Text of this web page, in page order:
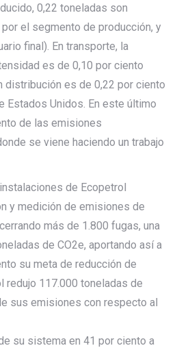
0,22 toneladas son
el segmento de producción, y
final). En transporte, la
es de 0,10 por ciento
distribución es de 0,22 por ciento
Estados Unidos. En este último
de las emisiones
se viene haciendo un trabajo
de Ecopetrol
y medición de emisiones de
más de 1.800 fugas, una
de CO2e, aportando así a
su meta de reducción de
redujo 117.000 toneladas de
sus emisiones con respecto al
su sistema en 41 por ciento a